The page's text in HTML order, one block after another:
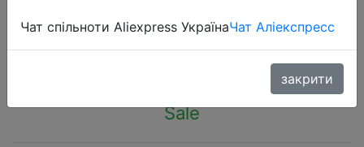
$4.42
Sale
Чат спільноти Aliexpress УкраїнаЧат Аліекспресс
закрити